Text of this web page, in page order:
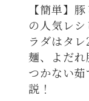
【簡単】
の人気レ
ラダはタ
麺、よだ
つかない
説！